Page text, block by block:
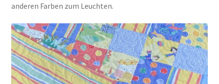
anderen Farben zum Leuchten.